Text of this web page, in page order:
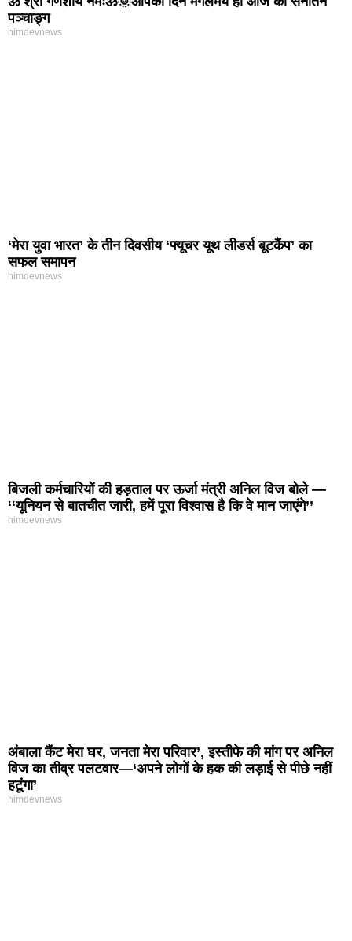
पञ्चाङ्ग
himdevnews
‘मेरा युवा भारत’ के तीन दिवसीय ‘फ्यूचर यूथ लीडर्स बूटकैंप’ का
सफल समापन
himdevnews
बिजली कर्मचारियों की हड़ताल पर ऊर्जा मंत्री अनिल विज बोले —
‘‘यूनियन से बातचीत जारी, हमें पूरा विश्वास है कि वे मान जाएंगे’’
himdevnews
अंबाला कैंट मेरा घर, जनता मेरा परिवार’, इस्तीफे की मांग पर अनिल
विज का तीव्र पलटवार—‘अपने लोगों के हक की लड़ाई से पीछे नहीं
हटूंगा’
himdevnews